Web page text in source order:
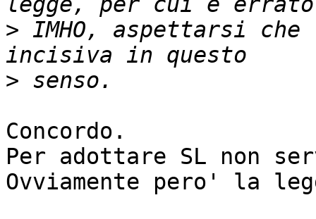
> IMHO, aspettarsi
>
Concordo.
Per adottare SL non
Ovviamente pero' la